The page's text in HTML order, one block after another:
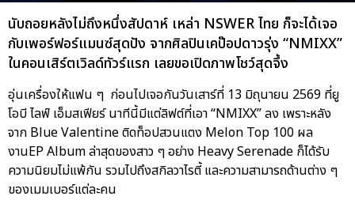
นับถอยหลังไม่ถึงหนึ่งสัปดาห์ เหล่า NSWER ไทย ก็จะได้เจอ
กับเพอร์ฟอร์แมนซ์สุดปัง จากศิลปินเคป๊อปดาวรุ่ง “NMIXX”
ในคอนเสิร์ตเวิลด์ทัวร์แรก เลยขอเปิดภาพโชว์สุดจึ้ง
อุ่นเครื่องให้แฟน ๆ ก่อนไปเจอกันวันเสาร์ที่ 13 มิถุนายน 2569 ที่ยู
โอบี ไลฟ์ เอ็มสเฟียร์ นาทีนี้มีแต่ลิฟต์ที่เอา “NMIXX” ลง เพราะหลัง
จาก Blue Valentine ติดท็อปสวนแตง Melon Top 100 ผล
งานEP Album ล่าสุดของสาว ๆ อย่าง Heavy Serenade ก็ได้รับ
ความนิยมไม่แพ้กัน รวมไปถึงสกิลวาไรตี้ และความสามารถด้านต่าง ๆ
ของเมมเบอร์แต่ละคน